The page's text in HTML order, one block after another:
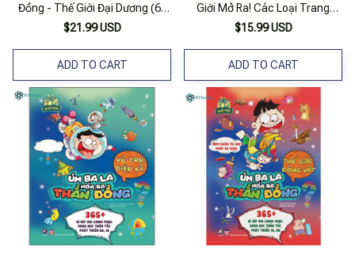
Đồng - Thế Giới Đại Dương (6-
12 Tuổi)
$21.99 USD
ADD TO CART
Giới Mở Ra! Các Loại Trang
Phục (từ 0 - 3 Tuổi)
$15.99 USD
ADD TO CART